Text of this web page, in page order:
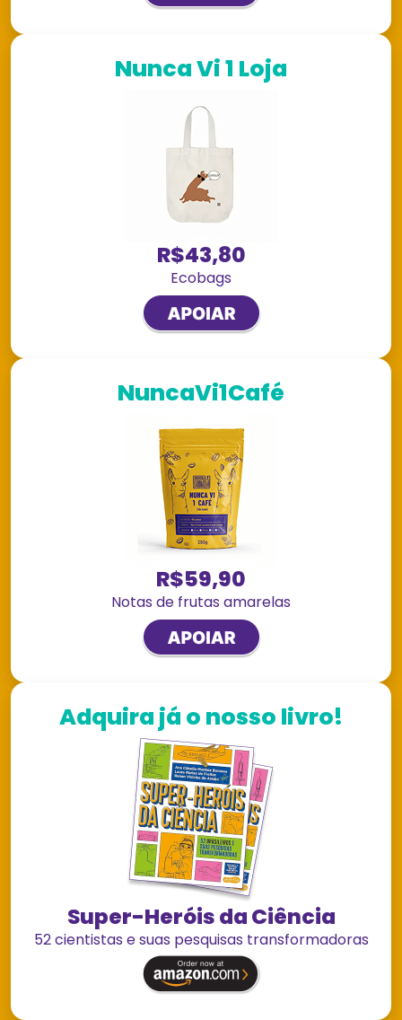
Nunca Vi 1 Loja
R$43,80
Ecobags
NuncaVi1Café
R$59,90
Notas de frutas amarelas
Adquira já o nosso livro!
Super-Heróis da Ciência
52 cientistas e suas pesquisas transformadoras